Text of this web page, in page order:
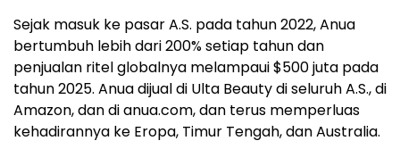
Sejak masuk ke pasar A.S. pada tahun 2022, Anua
bertumbuh lebih dari 200% setiap tahun dan
penjualan ritel globalnya melampaui $500 juta pada
tahun 2025. Anua dijual di Ulta Beauty di seluruh A.S., di
Amazon, dan di anua.com, dan terus memperluas
kehadirannya ke Eropa, Timur Tengah, dan Australia.